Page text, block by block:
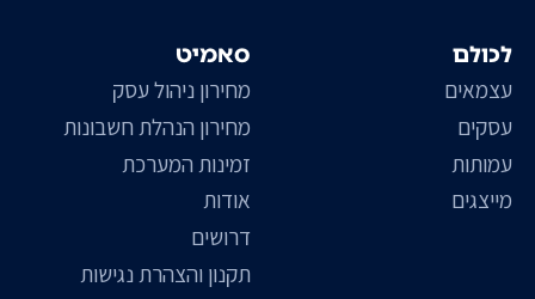
סאמיט
מחירון ניהול עסק
מחירון הנהלת חשבונות
זמינות המערכת
אודות
דרושים
תקנון והצהרת נגישות
לכולם
עצמאים
עסקים
עמותות
מייצגים